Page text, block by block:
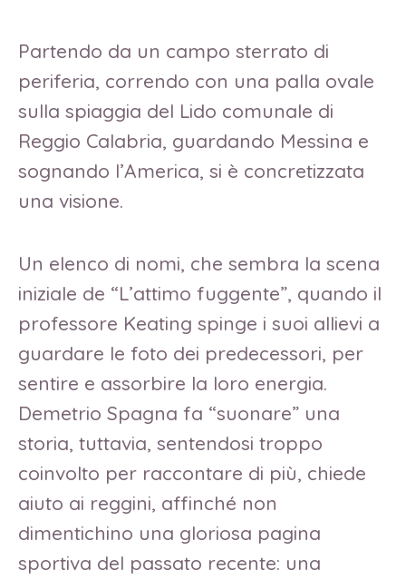
Partendo da un campo sterrato di
periferia, correndo con una palla ovale
sulla spiaggia del Lido comunale di
Reggio Calabria, guardando Messina e
sognando l’America, si è concretizzata
una visione.
Un elenco di nomi, che sembra la scena
iniziale de “L’attimo fuggente”, quando il
professore Keating spinge i suoi allievi a
guardare le foto dei predecessori, per
sentire e assorbire la loro energia.
Demetrio Spagna fa “suonare” una
storia, tuttavia, sentendosi troppo
coinvolto per raccontare di più, chiede
aiuto ai reggini, affinché non
dimentichino una gloriosa pagina
sportiva del passato recente: una